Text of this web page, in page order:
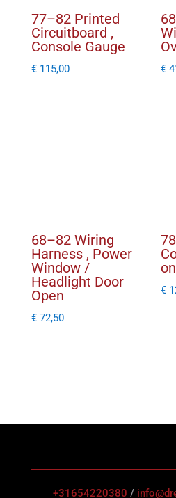
77–82 Printed
Circuitboard ,
Console Gauge
€115,00 €
68–82 Wiring
Harness , Power
Window /
Headlight Door
Open
€72,50
€
+31654220380 /